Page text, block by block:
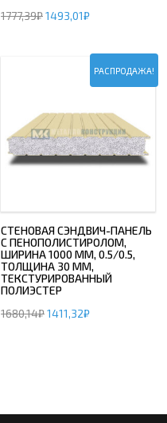
1777,39₽1493,01₽
РАСПРОДАЖА!
СТЕНОВАЯ СЭНДВИЧ-ПАНЕЛЬ
С ПЕНОПОЛИСТИРОЛОМ,
ШИРИНА 1000 ММ, 0.5/0.5,
ТОЛЩИНА 30 ММ,
ТЕКСТУРИРОВАННЫЙ
ПОЛИЭСТЕР
1680,14₽1411,32₽